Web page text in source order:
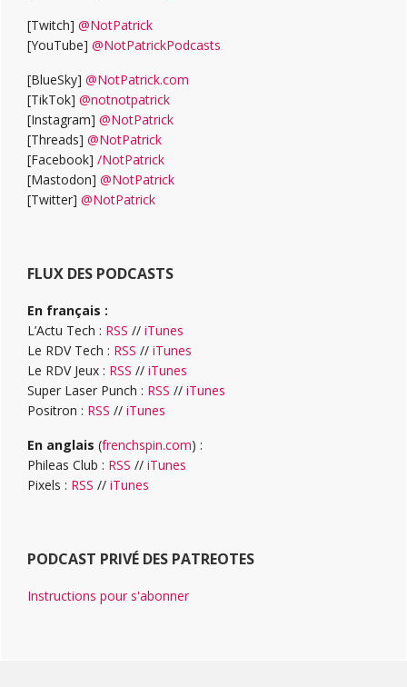
[Twitch] @NotPatrick
[YouTube] @NotPatrickPodcasts
[BlueSky] @NotPatrick.com
[TikTok] @notnotpatrick
[Instagram] @NotPatrick
[Threads] @NotPatrick
[Facebook] /NotPatrick
[Mastodon] @NotPatrick
[Twitter] @NotPatrick
FLUX DES PODCASTS
En français :
L’Actu Tech : RSS // iTunes
Le RDV Tech : RSS // iTunes
Le RDV Jeux : RSS // iTunes
Super Laser Punch : RSS // iTunes
Positron : RSS // iTunes
En anglais (frenchspin.com) :
Phileas Club : RSS // iTunes
Pixels : RSS // iTunes
PODCAST PRIVÉ DES PATREOTES
Instructions pour s'abonner